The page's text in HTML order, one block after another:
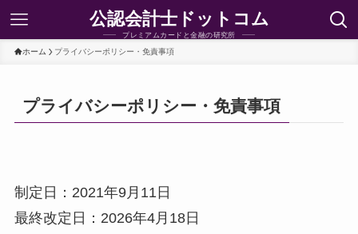
公認会計士ドットコム
プレミアムカードと金融の研究所
ホーム プライバシーポリシー・免責事項
プライバシーポリシー・免責事項
制定日：2021年9月11日
最終改定日：2026年4月18日